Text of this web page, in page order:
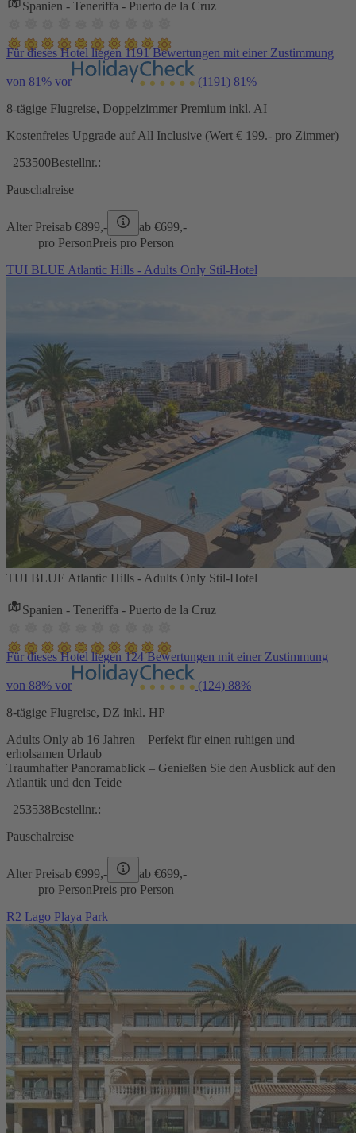
Spanien - Teneriffa - Puerto de la Cruz
Für dieses Hotel liegen 1191 Bewertungen mit einer Zustimmung
von 81% vor (1191) 81%
8-tägige Flugreise, Doppelzimmer Premium inkl. AI
Kostenfreies Upgrade auf All Inclusive (Wert € 199.- pro Zimmer)
253500Bestellnr.:
Pauschalreise
Alter Preisab €899,- ab €699,-
pro PersonPreis pro Person
TUI BLUE Atlantic Hills - Adults Only Stil-Hotel
TUI BLUE Atlantic Hills - Adults Only Stil-Hotel
Spanien - Teneriffa - Puerto de la Cruz
Für dieses Hotel liegen 124 Bewertungen mit einer Zustimmung
von 88% vor (124) 88%
8-tägige Flugreise, DZ inkl. HP
Adults Only ab 16 Jahren – Perfekt für einen ruhigen und
erholsamen Urlaub
Traumhafter Panoramablick – Genießen Sie den Ausblick auf den
Atlantik und den Teide
253538Bestellnr.:
Pauschalreise
Alter Preisab €999,- ab €699,-
pro PersonPreis pro Person
R2 Lago Playa Park